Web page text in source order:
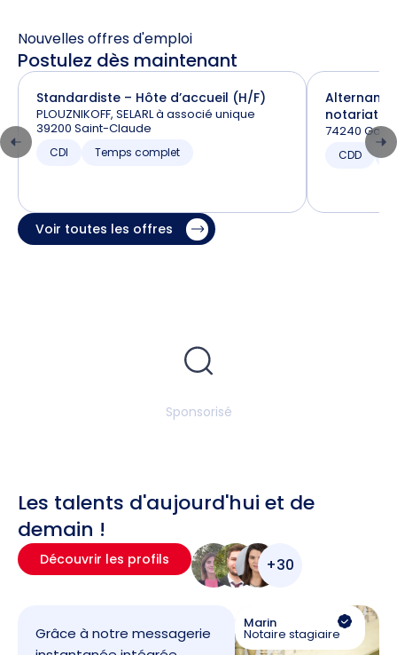
Nouvelles offres d'emploi
Postulez dès maintenant
Standardiste – Hôte d’accueil (H/F)
PLOUZNIKOFF, SELARL à associé unique
39200 Saint-Claude
CDI Temps complet
notariat
74240
CDD
Voir toutes les offres
Sponsorisé
Les talents d'aujourd'hui et de
demain !
Découvrir les profils +30
Grâce à notre messagerie
Marin
Notaire stagiaire